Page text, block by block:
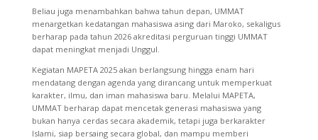
Beliau juga menambahkan bahwa tahun depan, UMMAT
menargetkan kedatangan mahasiswa asing dari Maroko, sekaligus
berharap pada tahun 2026 akreditasi perguruan tinggi UMMAT
dapat meningkat menjadi Unggul.
Kegiatan MAPETA 2025 akan berlangsung hingga enam hari
mendatang dengan agenda yang dirancang untuk memperkuat
karakter, ilmu, dan iman mahasiswa baru. Melalui MAPETA,
UMMAT berharap dapat mencetak generasi mahasiswa yang
bukan hanya cerdas secara akademik, tetapi juga berkarakter
Islami, siap bersaing secara global, dan mampu memberi